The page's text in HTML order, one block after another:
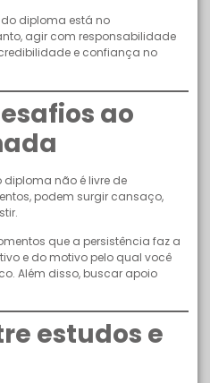
diploma está no
agir com responsabilidade
e confiança no
ao
diploma não é livre de
podem surgir cansaço,
que a persistência faz a
e do motivo pelo qual você
Além disso, buscar apoio
estudos e